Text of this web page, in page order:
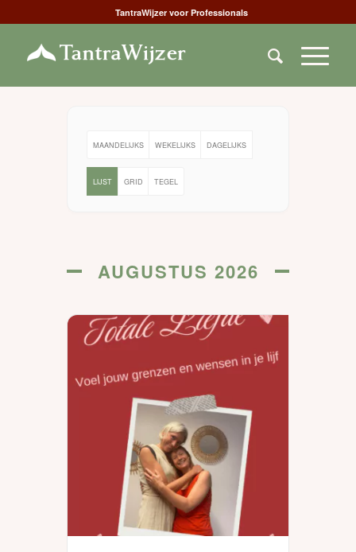
TantraWijzer voor Professionals
MAANDELIJKS WEKELIJKS DAGELIJKS
LIJST GRID TEGEL
AUGUSTUS 2026